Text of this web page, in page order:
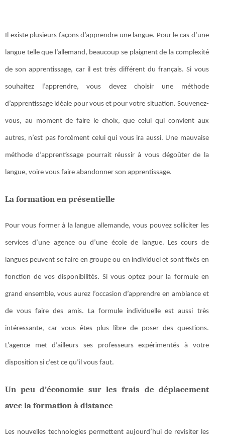
Il existe plusieurs façons d’apprendre une langue. Pour le cas d’une
langue telle que l’allemand, beaucoup se plaignent de la complexité
de son apprentissage, car il est très différent du français. Si vous
souhaitez l’apprendre, vous devez choisir une méthode
d’apprentissage idéale pour vous et pour votre situation. Souvenez-
vous, au moment de faire le choix, que celui qui convient aux
autres, n’est pas forcément celui qui vous ira aussi. Une mauvaise
méthode d’apprentissage pourrait réussir à vous dégoûter de la
langue, voire vous faire abandonner son apprentissage.
La formation en présentielle
Pour vous former à la langue allemande, vous pouvez solliciter les
services d’une agence ou d’une école de langue. Les cours de
langues peuvent se faire en groupe ou en individuel et sont fixés en
fonction de vos disponibilités. Si vous optez pour la formule en
grand ensemble, vous aurez l’occasion d’apprendre en ambiance et
de vous faire des amis. La formule individuelle est aussi très
intéressante, car vous êtes plus libre de poser des questions.
L’agence met d’ailleurs ses professeurs expérimentés à votre
disposition si c’est ce qu’il vous faut.
Un peu d’économie sur les frais de déplacement
avec la formation à distance
Les nouvelles technologies permettent aujourd’hui de revisiter les